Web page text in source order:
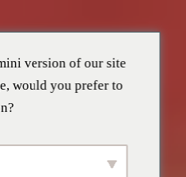
version of our site
would you prefer to